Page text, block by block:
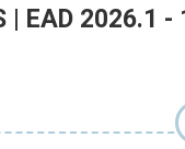
| EAD 2026.1 -